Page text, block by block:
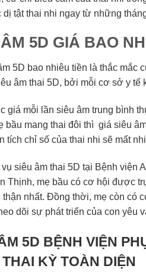
dị tật thai nhi ngay từ những
5D GIÁ BAO
5D bao nhiêu tiền là thắc mắc
âm thai 5D, bởi mỗi cơ sở y tế
giá mỗi lần siêu âm trung bình
bầu mang thai đôi thì giá siêu
tích chỉ số của thai nhi sẽ mất
siêu âm thai 5D tại Bệnh viện
Thịnh, mẹ bầu có cơ hội được
thận nhất. Đồng thời, mẹ còn có
dõi sự phát triển của con yêu
5D BỆNH VIỆN
KỲ TOÀN DIỆN